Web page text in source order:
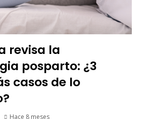
revisa la
posparto: ¿3
casos de lo
Hace 8 meses